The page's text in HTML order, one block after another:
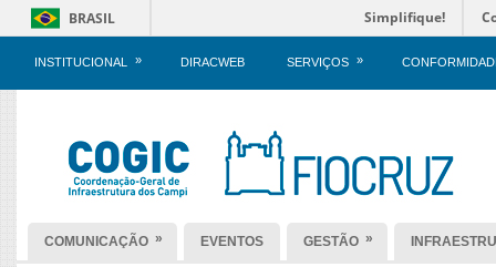
BRASIL Simplifique!
INSTITUCIONAL » DIRACWEB SERVIÇOS »
COMUNICAÇÃO » EVENTOS GESTÃO »